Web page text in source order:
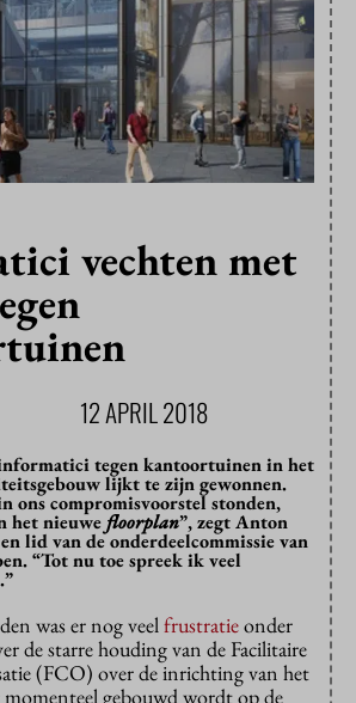
vechten met
12 APRIL 2018
tegen kantoortuinen in het
lijkt te zijn gewonnen.
ons compromisvoorstel stonden,
het nieuwe floorplan”, zegt Anton
lid van de onderdeelcommissie van
“Tot nu toe spreek ik veel
was er nog veelfrustratieonder
de starre houding van de Facilitaire
(FCO) over de inrichting van het
gebouwd wordt op de